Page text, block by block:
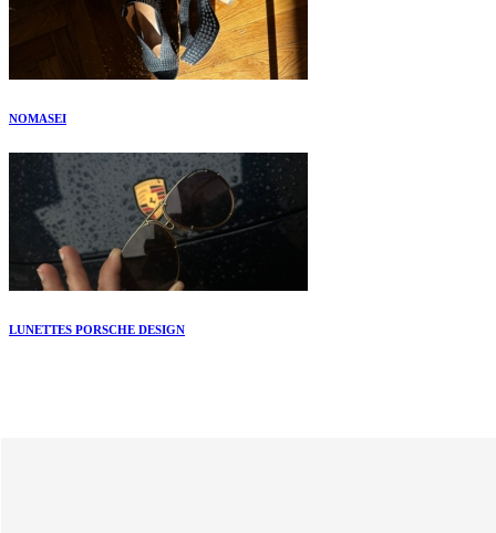
NOMASEI
LUNETTES PORSCHE DESIGN